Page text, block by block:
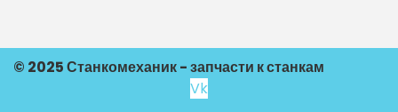
© 2025 Станкомеханик - запчасти к станкам
Vk